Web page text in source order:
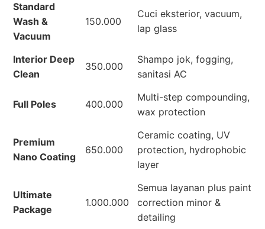
Standard
Wash &
Vacuum
150.000
Cuci eksterior, vacuum,
lap glass
Interior Deep
Clean
350.000
Shampo jok, fogging,
sanitasi AC
Full Poles 400.000
Multi-step compounding,
wax protection
Premium
Nano Coating
650.000
Ceramic coating, UV
protection, hydrophobic
layer
Ultimate
Package
1.000.000
Semua layanan plus paint
correction minor &
detailing